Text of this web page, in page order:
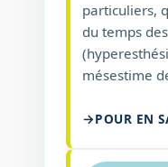
particuliers,
du temps
mésestime
POUR EN